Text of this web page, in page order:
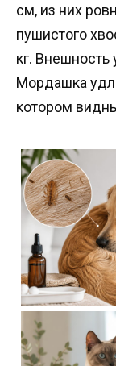
см, из них
пушистого
кг. Внешность
Мордашка
котором